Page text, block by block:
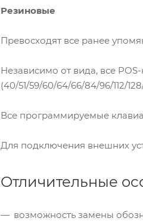
Резиновые
Превосходят все ранее
Независимо от вида, все
(40/51/59/60/64/66/84/96/112/
Все программируемые
Для подключения внешних
Отличительные
возможность замены